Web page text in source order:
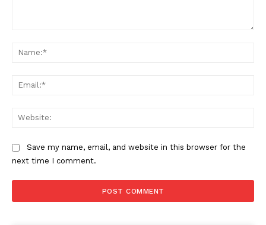
Save my name, email, and website in this browser for the
next time I comment.